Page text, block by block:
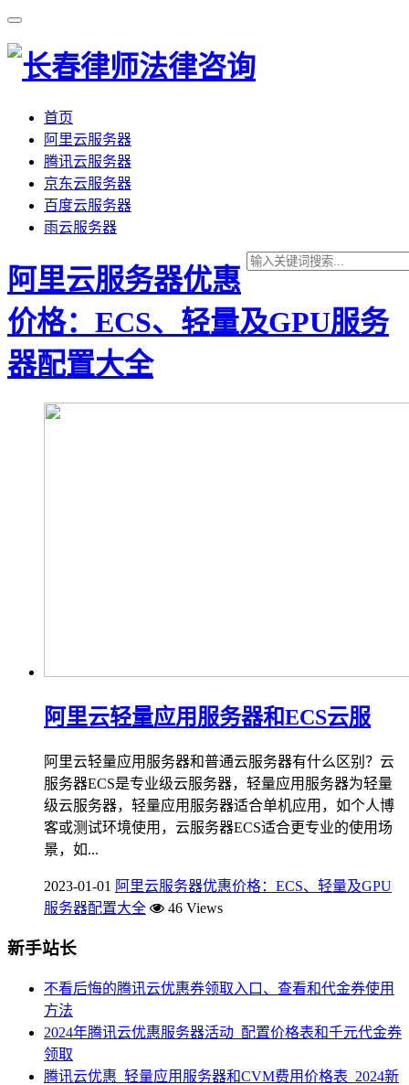
首页
阿里云服务器
腾讯云服务器
京东云服务器
百度云服务器
雨云服务器
阿里云服务器优惠
价格：ECS、轻量及GPU服务
器配置大全
阿里云轻量应用服务器和ECS云服
阿里云轻量应用服务器和普通云服务器有什么区别？云
服务器ECS是专业级云服务器，轻量应用服务器为轻量
级云服务器，轻量应用服务器适合单机应用，如个人博
客或测试环境使用，云服务器ECS适合更专业的使用场
景，如...
2023-01-01 阿里云服务器优惠价格：ECS、轻量及GPU
服务器配置大全
46 Views
新手站长
不看后悔的腾讯云优惠券领取入口、查看和代金券使用
方法
2024年腾讯云优惠服务器活动_配置价格表和千元代金券
领取
腾讯云优惠_轻量应用服务器和CVM费用价格表_2024新